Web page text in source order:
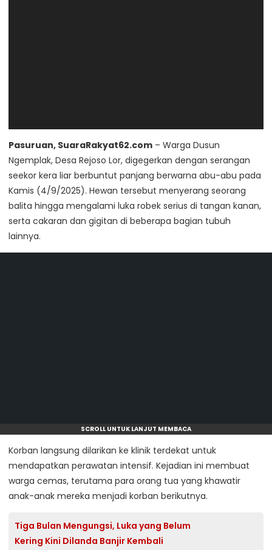
Pasuruan, SuaraRakyat62.com – Warga Dusun
Ngemplak, Desa Rejoso Lor, digegerkan dengan serangan
seekor kera liar berbuntut panjang berwarna abu-abu pada
Kamis (4/9/2025). Hewan tersebut menyerang seorang
balita hingga mengalami luka robek serius di tangan kanan,
serta cakaran dan gigitan di beberapa bagian tubuh
lainnya.
SCROLL UNTUK LANJUT MEMBACA
Korban langsung dilarikan ke klinik terdekat untuk
mendapatkan perawatan intensif. Kejadian ini membuat
warga cemas, terutama para orang tua yang khawatir
anak-anak mereka menjadi korban berikutnya.
Tiga Bulan Mengungsi, Luka yang Belum
Kering Kini Dilanda Banjir Kembali